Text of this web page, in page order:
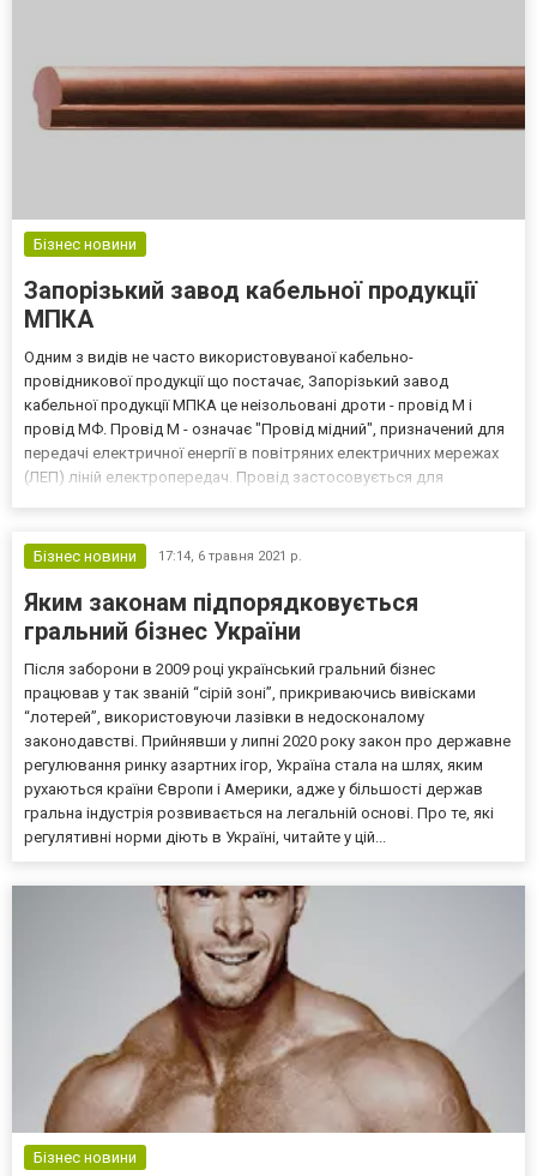
Бізнес новини
Запорізький завод кабельної продукції
МПКА
Одним з видів не часто використовуваної кабельно-
провідникової продукції що постачає, Запорізький завод
кабельної продукції МПКА це неізольовані дроти - провід М і
провід МФ. Провід М - означає "Провід мідний", призначений для
передачі електричної енергії в повітряних електричних мережах
(ЛЕП) ліній електропередач. Провід застосовується для
Бізнес новини
17:14, 6 травня 2021 р.
Яким законам підпорядковується
гральний бізнес України
Після заборони в 2009 році український гральний бізнес
працював у так званій “сірій зоні”, прикриваючись вивісками
“лотерей”, використовуючи лазівки в недосконалому
законодавстві. Прийнявши у липні 2020 року закон про державне
регулювання ринку азартних ігор, Україна стала на шлях, яким
рухаються країни Європи і Америки, адже у більшості держав
гральна індустрія розвивається на легальній основі. Про те, які
регулятивні норми діють в Україні, читайте у цій...
Бізнес новини